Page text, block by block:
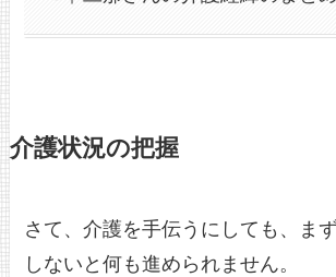
介護状況の把握
さて、介護を手伝うにしても、ま
しないと何も進められません。